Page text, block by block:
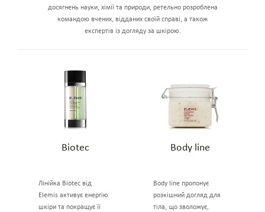
досягнень науки, хімії та природи, ретельно розроблена
командою вчених, відданих своїй справі, а також
експертів із догляду за шкірою.
Biotec
Лінійка Biotec від
Elemis активує енергію
шкіри та покращує її
Body line
Body line пропонує
розкішний догляд для
тіла, що зволожує,